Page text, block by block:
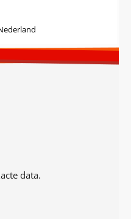
data.